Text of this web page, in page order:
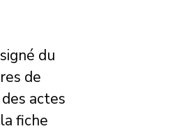
du
de
actes
fiche